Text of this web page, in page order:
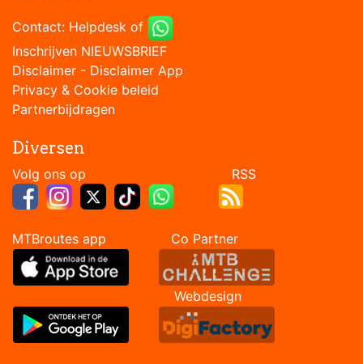
Contact: Helpdesk of
Inschrijven NIEUWSBRIEF
Disclaimer - Disclaimer App
Privacy & Cookie beleid
Partnerbijdragen
Diversen
Volg ons op RSS
MTBroutes app Co Partner
Webdesign